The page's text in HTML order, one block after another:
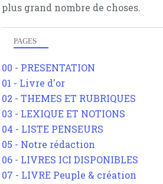
plus grand nombre de choses.
PAGES
00 - PRESENTATION
01 - Livre d'or
02 - THEMES ET RUBRIQUES
03 - LEXIQUE ET NOTIONS
04 - LISTE PENSEURS
05 - Notre rédaction
06 - LIVRES ICI DISPONIBLES
07 - LIVRE Peuple & création